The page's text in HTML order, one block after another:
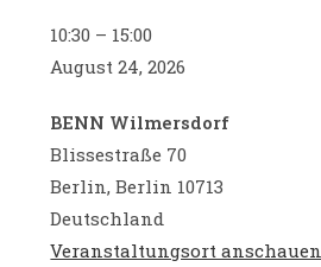
Arabisch
-
الفردي
للنساء
والرجال
10:30 – 15:00
August 24, 2026
BENN Wilmersdorf
Blissestraße 70
Berlin,Berlin 10713
Deutschland
Veranstaltungsort anschauen